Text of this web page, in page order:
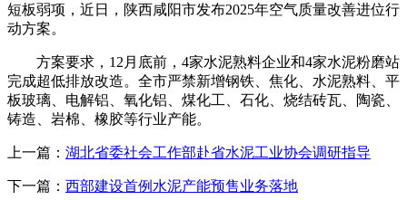
短板弱项，近日，陕西咸阳市发布2025年空气质量改善进位行
动方案。
方案要求，12月底前，4家水泥熟料企业和4家水泥粉磨站
完成超低排放改造。全市严禁新增钢铁、焦化、水泥熟料、平
板玻璃、电解铝、氧化铝、煤化工、石化、烧结砖瓦、陶瓷、
铸造、岩棉、橡胶等行业产能。
上一篇： 湖北省委社会工作部赴省水泥工业协会调研指导
下一篇： 西部建设首例水泥产能预售业务落地